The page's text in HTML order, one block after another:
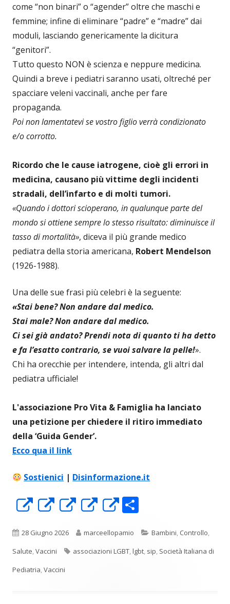
come “non binari” o “agender” oltre che maschi e
femmine; infine di eliminare “padre” e “madre” dai
moduli, lasciando genericamente la dicitura
“genitori”.
Tutto questo NON è scienza e neppure medicina.
Quindi a breve i pediatri saranno usati, oltreché per
spacciare veleni vaccinali, anche per fare
propaganda.
Poi non lamentatevi se vostro figlio verrà condizionato
e/o corrotto.
Ricordo che le cause iatrogene, cioè gli errori in
medicina, causano più vittime degli incidenti
stradali, dell’infarto e di molti tumori.
«Quando i dottori scioperano, in qualunque parte del
mondo si ottiene sempre lo stesso risultato: diminuisce il
tasso di mortalità», diceva il più grande medico
pediatra della storia americana, Robert Mendelson
(1926-1988).
Una delle sue frasi più celebri è la seguente:
«Stai bene? Non andare dal medico.
Stai male? Non andare dal medico.
Ci sei già andato? Prendi nota di quanto ti ha detto
e fa l’esatto contrario, se vuoi salvare la pelle!».
Chi ha orecchie per intendere, intenda, gli altri dal
pediatra ufficiale!
L'associazione Pro Vita & Famiglia ha lanciato
una petizione per chiedere il ritiro immediato
della ‘Guida Gender’.
Ecco qua il link
Sostienici | Disinformazione.it
Apre
una
nuova
finestra
Apre
una
nuova
finestra
Apre
una
nuova
Apre
una
nuova
Apre
una
nuova
n
di
Pubblicato
28 Giugno 2026 Autore
marceellopamio Categorie
Bambini, Controllo,
Salute,Vaccini Tag
associazioni LGBT,lgbt, sip, Società Italiana di
Pediatria,Vaccini